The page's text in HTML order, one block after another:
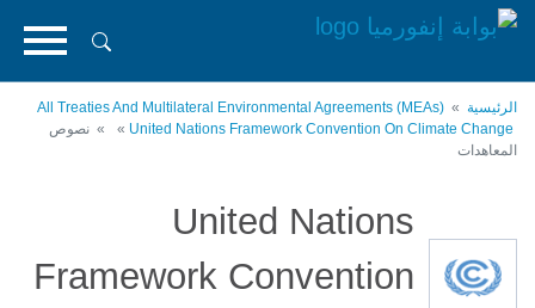
تجاوز
الرئيسي
الرئيسية
All Treaties And Multilateral Environmental Agreements (MEAs)
United Nations Framework Convention On Climate Change
نصوص
المعاهدات
United Nations
Framework Convention